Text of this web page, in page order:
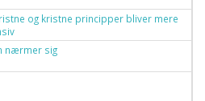
og kristne principper bliver mere
nærmer sig